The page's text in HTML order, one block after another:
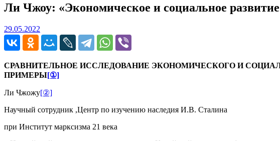
Ли Чжоу: «Экономическое и социальное
29.05.2022
СРАВНИТЕЛЬНОЕ ИССЛЕДОВАНИЕ ЭКОНОМИЧЕСКОГО И
ПРИМЕРЫ[①]
Ли Чжожу[②]
Научный сотрудник ,Центр по изучению наследия И.В. Сталина
при Институт марксизма 21 века